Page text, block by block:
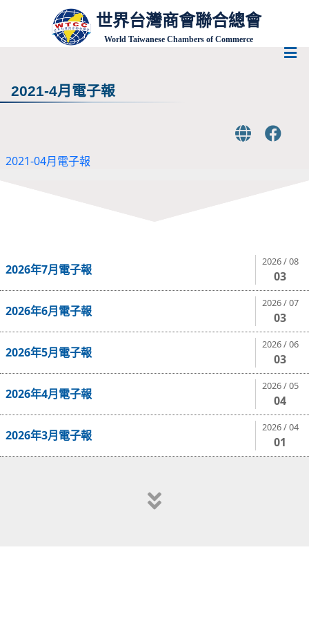
世界台灣商會聯合總會
World Taiwanese Chambers of Commerce
2021-4月電子報
2021-04月電子報
2026年7月電子報
2026 / 08
03
2026年6月電子報
2026 / 07
03
2026年5月電子報
2026 / 06
03
2026年4月電子報
2026 / 05
04
2026年3月電子報
2026 / 04
01